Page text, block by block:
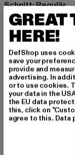
Schnitt: Regulär
Marke: Urban
Kat.: Blazer
Farbe: beige
Hersteller
4% Elasthan
Art.Nr: TB6890-
Hersteller: TB
GREAT
HERE!
DefShop uses
save your
provide and
advertising. In
or to use cookies.
your data in the
the EU data
this, click on
agree to this. Data